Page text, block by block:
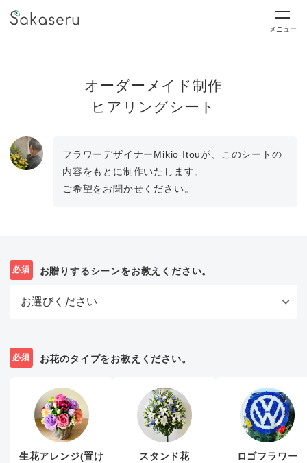
メニュー
オーダーメイド制作
ヒアリングシート
フラワーデザイナーMikio Itouが、このシートの
内容をもとに制作いたします。
ご希望をお聞かせください。
必須 お贈りするシーンをお教えください。
必須 お花のタイプをお教えください。
生花アレンジ(置け
スタンド花 ロゴフラワー